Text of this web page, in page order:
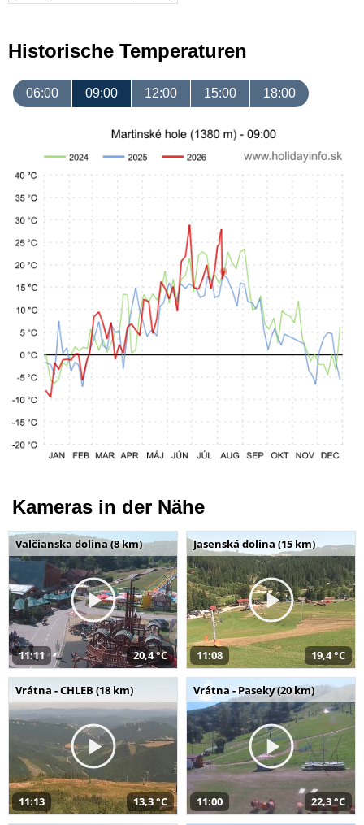
Historische Temperaturen
06:00 09:00 12:00 15:00 18:00
Kameras in der Nähe
Valčianska dolina (8 km)
11:11 20,4 °C
Jasenská dolina (15 km)
11:08 19,4 °C
Vrátna - CHLEB (18 km)
11:13 13,3 °C
Vrátna - Paseky (20 km)
11:00 22,3 °C